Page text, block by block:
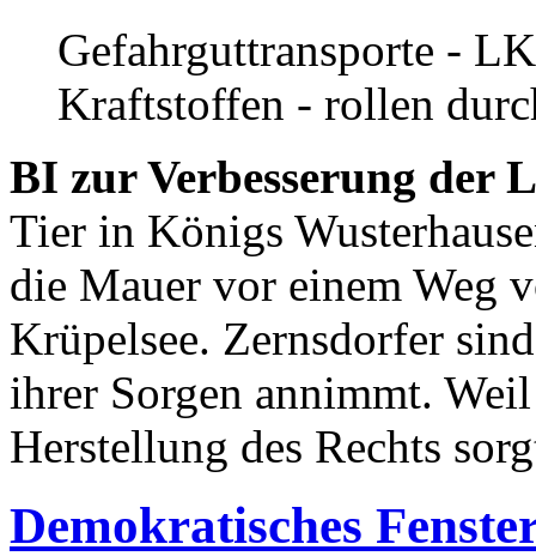
Gefahrguttransporte -
Kraftstoffen - rollen
BI zur Verbesserung der
Tier in Königs
die Mauer vor einem Weg
Krüpelsee. Zernsdorfer
ihrer Sorgen annimmt.
Herstellung des Rechts
Demokratisches